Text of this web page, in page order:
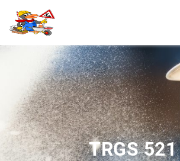
TRGS 521